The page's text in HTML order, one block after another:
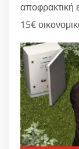
αποφρακτική
15€